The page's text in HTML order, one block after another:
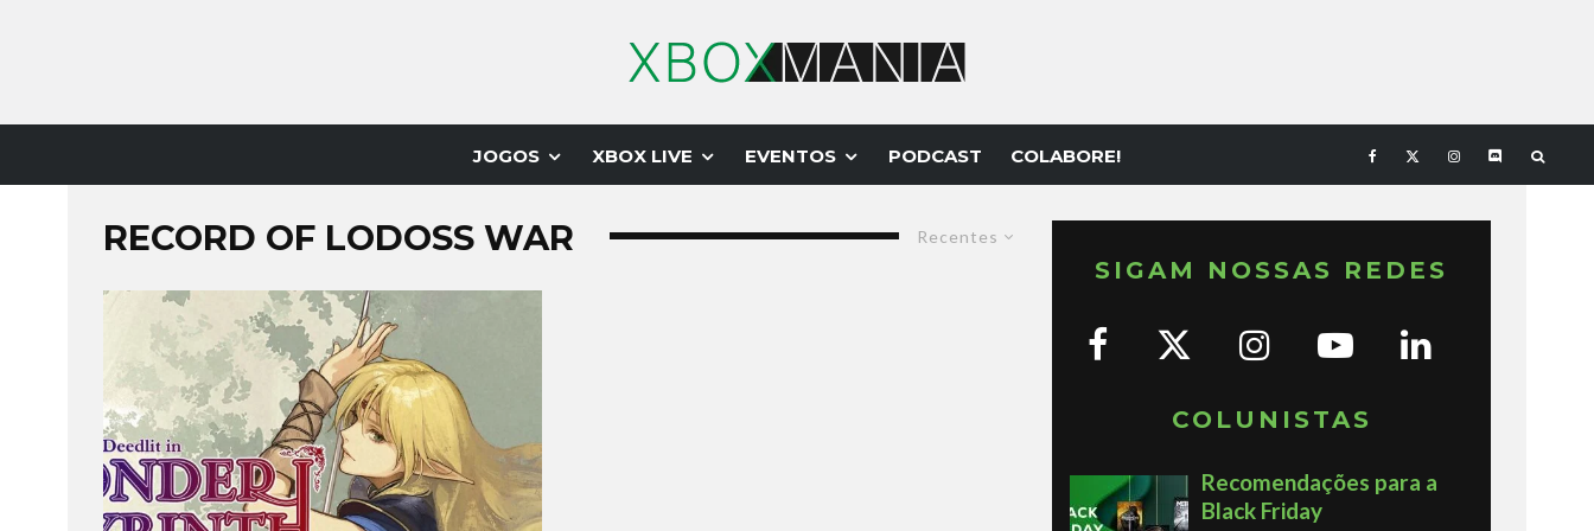
JOGOS XBOX LIVE EVENTOS PODCAST COLABORE!
Recentes
RECORD OF LODOSS WAR
SIGAM NOSSAS REDES
COLUNISTAS
Recomendações para a
Black Friday